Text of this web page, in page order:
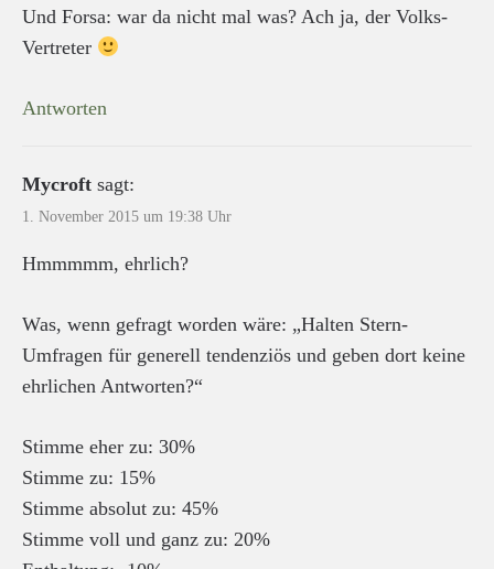
Und Forsa: war da nicht mal was? Ach ja, der Volks-
Vertreter
Antworten
Mycroft sagt:
1. November 2015 um 19:38 Uhr
Hmmmmm, ehrlich?
Was, wenn gefragt worden wäre: „Halten Stern-
Umfragen für generell tendenziös und geben dort keine
ehrlichen Antworten?“
Stimme eher zu: 30%
Stimme zu: 15%
Stimme absolut zu: 45%
Stimme voll und ganz zu: 20%